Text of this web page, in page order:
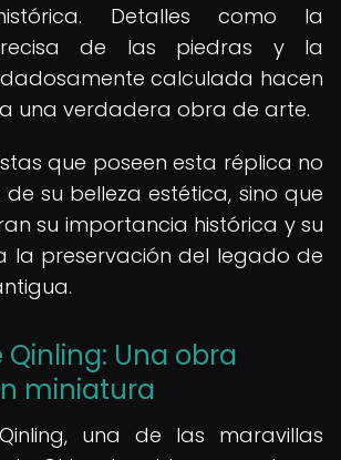
Detalles como la
de las piedras y la
calculada hacen
una verdadera obra de arte.
que poseen esta réplica no
su belleza estética, sino que
su importancia histórica y su
la preservación del legado de
Qinling: Una obra
miniatura
una de las maravillas